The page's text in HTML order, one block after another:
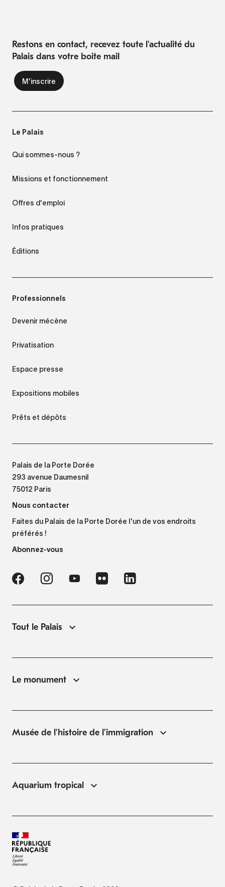
Restons en contact, recevez toute l'actualité du
Palais dans votre boite mail
Le Palais
Qui sommes-nous ?
Missions et fonctionnement
Offres d'emploi
Infos pratiques
Éditions
Professionnels
Devenir mécène
Privatisation
Espace presse
Expositions mobiles
Prêts et dépôts
Palais de la Porte Dorée
293 avenue Daumesnil
75012 Paris
Nous contacter
Faites du Palais de la Porte Dorée l'un de vos endroits
préférés !
Abonnez-vous
Tout le Palais
Le monument
Musée de l'histoire de l'immigration
Aquarium tropical